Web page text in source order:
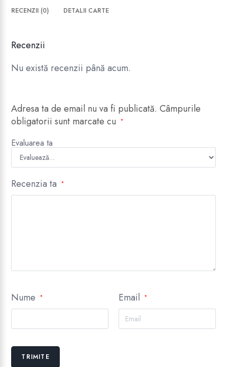
RECENZII (0) DETALII CARTE
Recenzii
Nu există recenzii până acum.
Adresa ta de email nu va fi publicată. Câmpurile
obligatorii sunt marcate cu
*
Evaluarea ta
Recenzia ta *
Nume * Email *